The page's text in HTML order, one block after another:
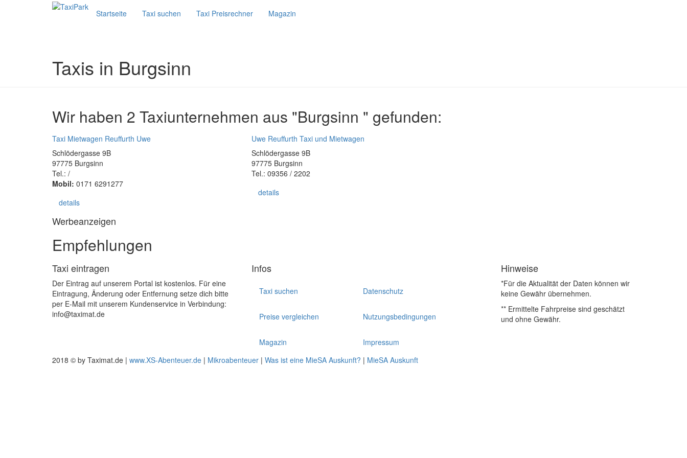
Startseite Taxi suchen Taxi Preisrechner Magazin
Taxis in Burgsinn
Wir haben 2 Taxiunternehmen aus "Burgsinn " gefunden:
Taxi Mietwagen Reuffurth Uwe
Schlödergasse 9B
97775 Burgsinn
Tel.: /
Mobil: 0171 6291277
details
Uwe Reuffurth Taxi und Mietwagen
Schlödergasse 9B
97775 Burgsinn
Tel.: 09356 / 2202
details
Werbeanzeigen
Empfehlungen
Taxi eintragen
Der Eintrag auf unserem Portal ist kostenlos. Für eine
Eintragung, Änderung oder Entfernung setze dich bitte
per E-Mail mit unserem Kundenservice in Verbindung:
info@taximat.de
Infos
Taxi suchen
Preise vergleichen
Magazin
Datenschutz
Nutzungsbedingungen
Impressum
Hinweise
*Für die Aktualität der Daten können wir
keine Gewähr übernehmen.
** Ermittelte Fahrpreise sind geschätzt
und ohne Gewähr.
2018 © by Taximat.de | www.XS-Abenteuer.de | Mikroabenteuer | Was ist eine MieSA Auskunft? | MieSA Auskunft